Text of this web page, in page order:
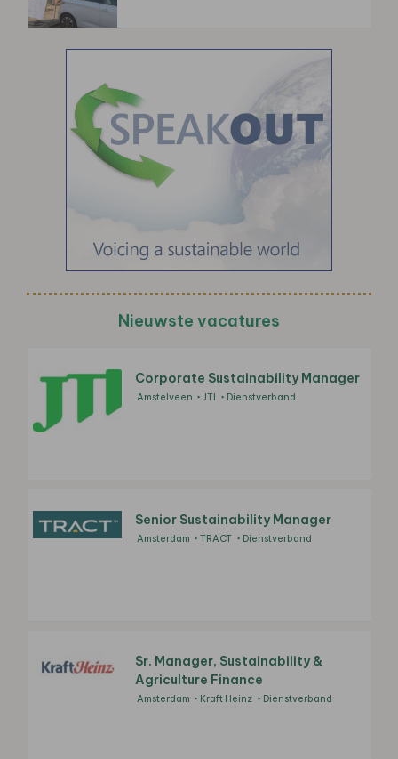
Nieuwste vacatures
Corporate Sustainability Manager
Amstelveen JTI Dienstverband
Senior Sustainability Manager
Amsterdam TRACT Dienstverband
Sr. Manager, Sustainability &
Agriculture Finance
Amsterdam Kraft Heinz Dienstverband